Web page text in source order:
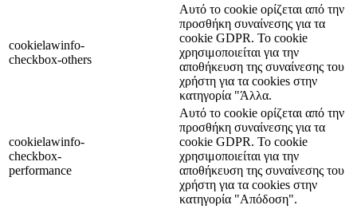
cookielawinfo-
checkbox-others
Αυτό το cookie ορίζεται από την
προσθήκη συναίνεσης για τα
cookie GDPR. Το cookie
χρησιμοποιείται για την
αποθήκευση της συναίνεσης του
χρήστη για τα cookies στην
κατηγορία "Άλλα.
cookielawinfo-
checkbox-
performance
Αυτό το cookie ορίζεται από την
προσθήκη συναίνεσης για τα
cookie GDPR. Το cookie
χρησιμοποιείται για την
αποθήκευση της συναίνεσης του
χρήστη για τα cookies στην
κατηγορία "Απόδοση".